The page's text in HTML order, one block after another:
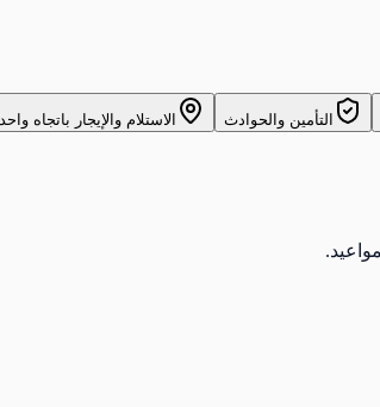
التأمين والحوادث الاستلام والإيجار باتجاه واحد